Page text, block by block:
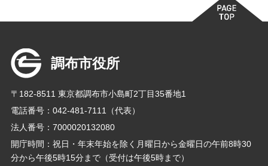
調布市役所
〒182-8511 東京都調布市小島町2丁目35番地1
電話番号：042-481-7111（代表）
法人番号：7000020132080
開庁時間：祝日・年末年始を除く月曜日から金曜日の午前8時30
分から午後5時15分まで（受付は午後5時まで）